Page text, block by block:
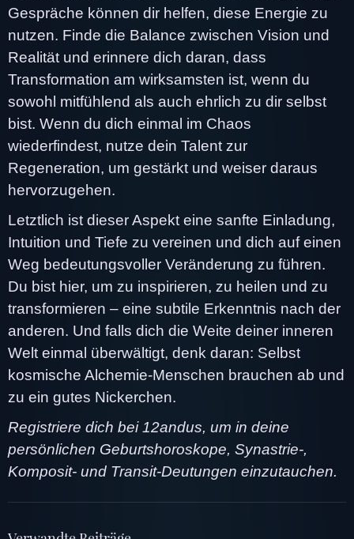
Gespräche können dir helfen, diese Energie zu
nutzen. Finde die Balance zwischen Vision und
Realität und erinnere dich daran, dass
Transformation am wirksamsten ist, wenn du
sowohl mitfühlend als auch ehrlich zu dir selbst
bist. Wenn du dich einmal im Chaos
wiederfindest, nutze dein Talent zur
Regeneration, um gestärkt und weiser daraus
hervorzugehen.
Letztlich ist dieser Aspekt eine sanfte Einladung,
Intuition und Tiefe zu vereinen und dich auf einen
Weg bedeutungsvoller Veränderung zu führen.
Du bist hier, um zu inspirieren, zu heilen und zu
transformieren – eine subtile Erkenntnis nach der
anderen. Und falls dich die Weite deiner inneren
Welt einmal überwältigt, denk daran: Selbst
kosmische Alchemie-Menschen brauchen ab und
zu ein gutes Nickerchen.
Registriere dich bei 12andus, um in deine
persönlichen Geburtshoroskope, Synastrie-,
Komposit- und Transit-Deutungen einzutauchen.